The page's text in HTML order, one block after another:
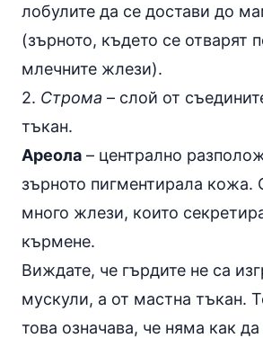
лобулите да се достави до
(зърното, където се отварят
млечните жлези).
2. Строма – слой от
тъкан.
Ареола – централно
зърното пигментирала кожа.
много жлези, които
кърмене.
Виждате, че гърдите не са
мускули, а от мастна тъкан.
това означава, че няма как